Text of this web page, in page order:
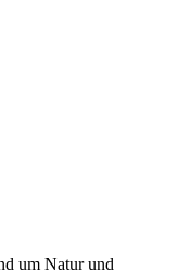
um Natur und